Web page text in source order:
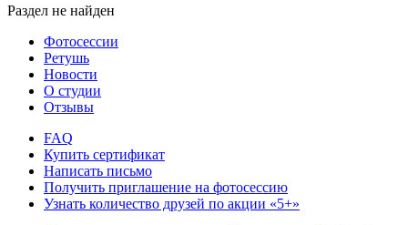
Раздел не найден
Фотосессии
Ретушь
Новости
О студии
Отзывы
FAQ
Купить сертификат
Написать письмо
Получить приглашение на фотосессию
Узнать количество друзей по акции «5+»